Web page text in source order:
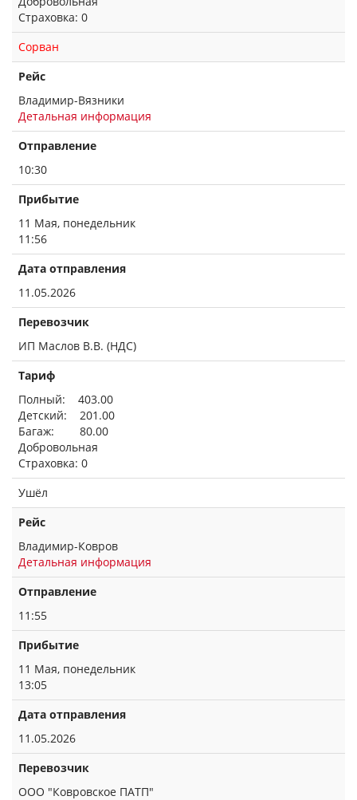
Страховка: 0
Сорван
Рейс
Владимир-Вязники
Детальная информация
Отправление
10:30
Прибытие
11 Мая, понедельник
11:56
Дата отправления
11.05.2026
Перевозчик
ИП Маслов В.В. (НДС)
Тариф
Полный: 403.00
Детский: 201.00
Багаж: 80.00
Добровольная
Страховка: 0
Ушёл
Рейс
Владимир-Ковров
Детальная информация
Отправление
11:55
Прибытие
11 Мая, понедельник
13:05
Дата отправления
11.05.2026
Перевозчик
ООО "Ковровское ПАТП"